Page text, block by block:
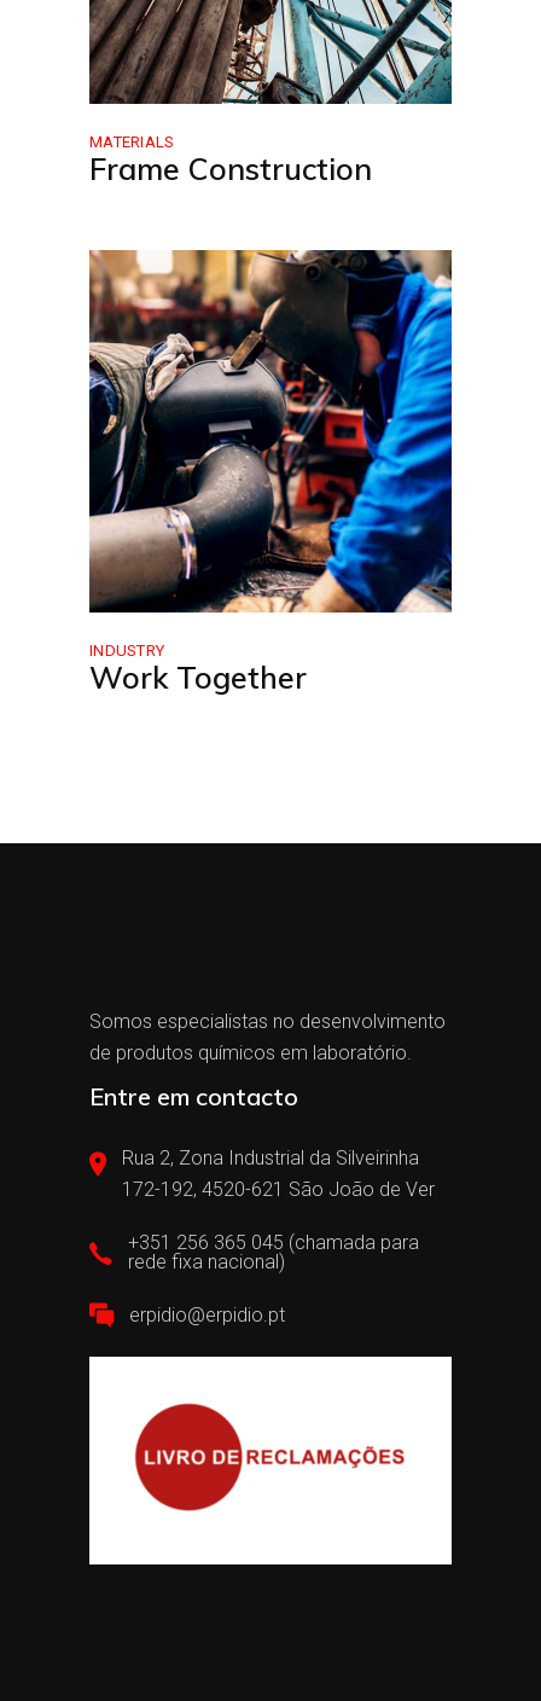
MATERIALS
Frame Construction
INDUSTRY
Work Together
Somos especialistas no desenvolvimento
de produtos químicos em laboratório.
Entre em contacto
Rua 2, Zona Industrial da Silveirinha
172-192, 4520-621 São João de Ver
+351 256 365 045 (chamada para
rede fixa nacional)
erpidio@erpidio.pt